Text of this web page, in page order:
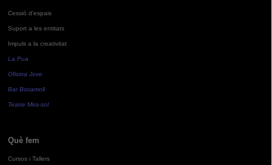
Cessió d'espais
Suport a les entitats
Impuls a la creativitat
La Pua
Oficina Jove
Bar Bocamoll
Teatre Mira-sol
Què fem
Cursos i Tallers